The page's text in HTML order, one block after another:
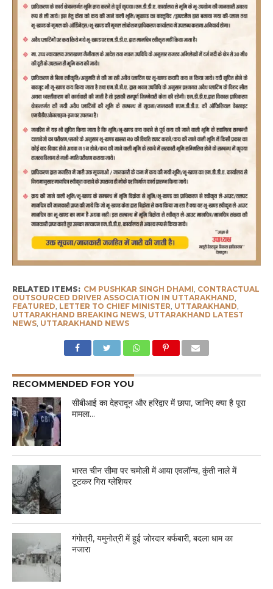
RELATED ITEMS: CM PUSHKAR SINGH DHAMI CONTRACTUAL
OUTSOURCED DRIVER ASSOCIATION IN UTTARAKHAND
FEATURED LETTER TO CHIEF MINISTER UTTARAKHAND
UTTARAKHAND BREAKING NEWS, UTTARAKHAND LATEST
NEWS, UTTARAKHAND NEWS
RECOMMENDED FOR YOU
सीबीआई का देहरादून और हरिद्वार में छापा, जानिए क्या है पूरा
मामला…
भारत चीन सीमा पर चमोली में आया एवलॉन्च, कुंती नाले में
टूटकर गिरा ग्लेशियर
गंगोत्री, यमुनोत्री में हुई जोरदार बर्फबारी, बदला धाम का
नजारा